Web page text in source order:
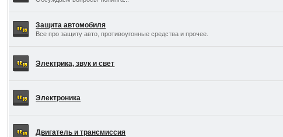
Защита автомобиля
Все про защиту авто, противоугонные средства и прочее.
Электрика, звук и свет
Электроника
Двигатель и трансмиссия